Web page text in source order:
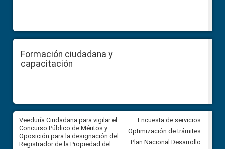
Formación ciudadana y
capacitación
Veeduría Ciudadana para vigilar el
Concurso Público de Méritos y
Oposición para la designación del
Registrador de la Propiedad del
Veeduría Ciudadana para
construcción del asfaltado de
Ballenita del cantón Santa
Encuesta de servicios
Optimización de trámites
Plan Nacional Desarrollo